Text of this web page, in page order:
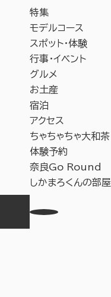
特集
モデルコース
スポット・体験
行事・イベント
グルメ
お土産
宿泊
アクセス
ちゃちゃちゃ大和茶
体験予約
奈良Go Round
しかまろくんの部屋